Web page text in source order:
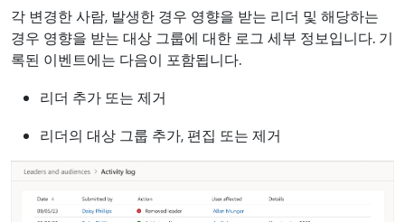
각 변경한 사람, 발생한 경우 영향을 받는 리더 및 해당하는
경우 영향을 받는 대상 그룹에 대한 로그 세부 정보입니다. 기
록된 이벤트에는 다음이 포함됩니다.
리더 추가 또는 제거
리더의 대상 그룹 추가, 편집 또는 제거